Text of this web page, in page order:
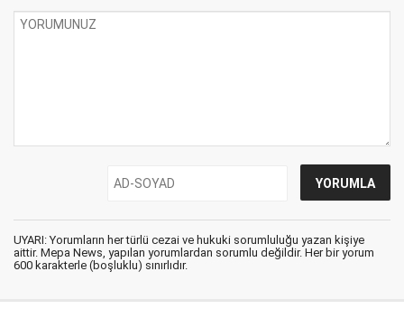
UYARI: Yorumların her türlü cezai ve hukuki sorumluluğu yazan kişiye
aittir. Mepa News, yapılan yorumlardan sorumlu değildir. Her bir yorum
600 karakterle (boşluklu) sınırlıdır.